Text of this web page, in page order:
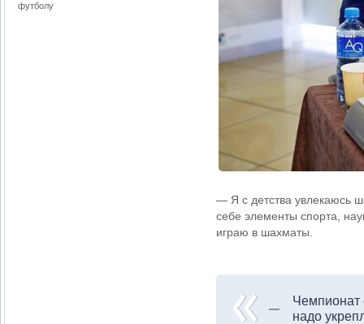
футболу
— Я с детства увлекаюсь
себе элементы спорта,
играю в шахматы.
Чемпионат
надо